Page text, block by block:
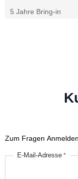
5 Jahre Bring-in
Zum Fragen
E-Mail-Adresse